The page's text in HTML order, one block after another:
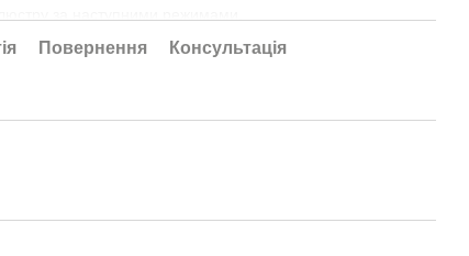
Повернення Консультація